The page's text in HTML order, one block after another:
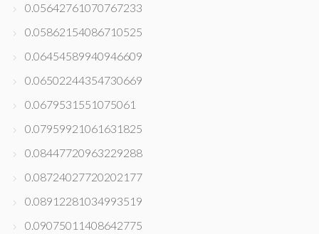
0.05642761070767233
0.05862154086710525
0.06454589940946609
0.06502244354730669
0.0679531551075061
0.07959921061631825
0.08447720963229288
0.08724027720202177
0.08912281034993519
0.09075011408642775